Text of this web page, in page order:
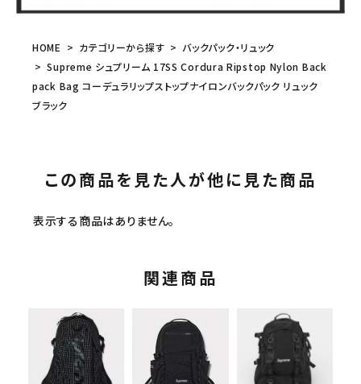
HOME カテゴリーから探す
バックパック・リュック
Supreme シュプリーム 17SS Cordura Ripstop Nylon Back
pack Bag コーデュラリップストップナイロンバックパック リュック
ブラック
この商品を見た人が他に見た商品
表示する商品はありません。
関連商品